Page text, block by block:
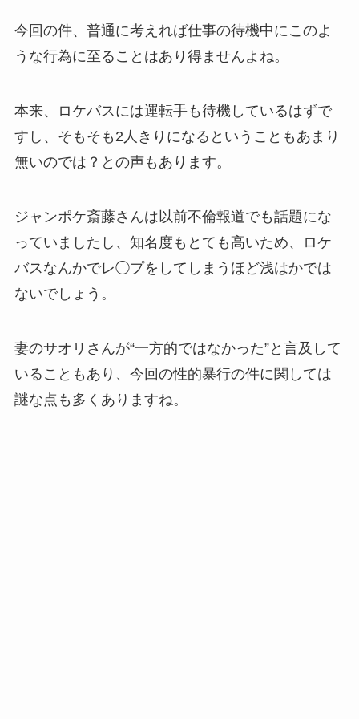
今回の件、普通に考えれば仕事の待機中にこのよ
うな行為に至ることはあり得ませんよね。
本来、ロケバスには運転手も待機しているはずで
すし、そもそも2人きりになるということもあまり
無いのでは？との声もあります。
ジャンポケ斎藤さんは以前不倫報道でも話題にな
っていましたし、知名度もとても高いため、ロケ
バスなんかでレ◯プをしてしまうほど浅はかでは
ないでしょう。
妻のサオリさんが“一方的ではなかった”と言及して
いることもあり、今回の性的暴行の件に関しては
謎な点も多くありますね。